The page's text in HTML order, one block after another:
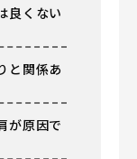
良くない
と関係あ
が原因で